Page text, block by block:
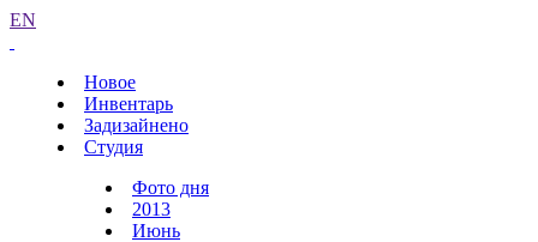
EN
Новое
Инвентарь
Задизайнено
Студия
Фото дня
2013
Июнь